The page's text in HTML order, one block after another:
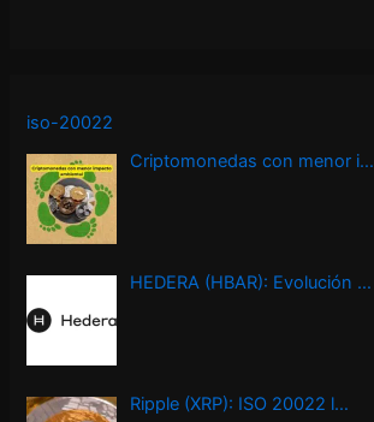
iso-20022
Criptomonedas con menor i…
HEDERA (HBAR): Evolución …
Ripple (XRP): ISO 20022 l…